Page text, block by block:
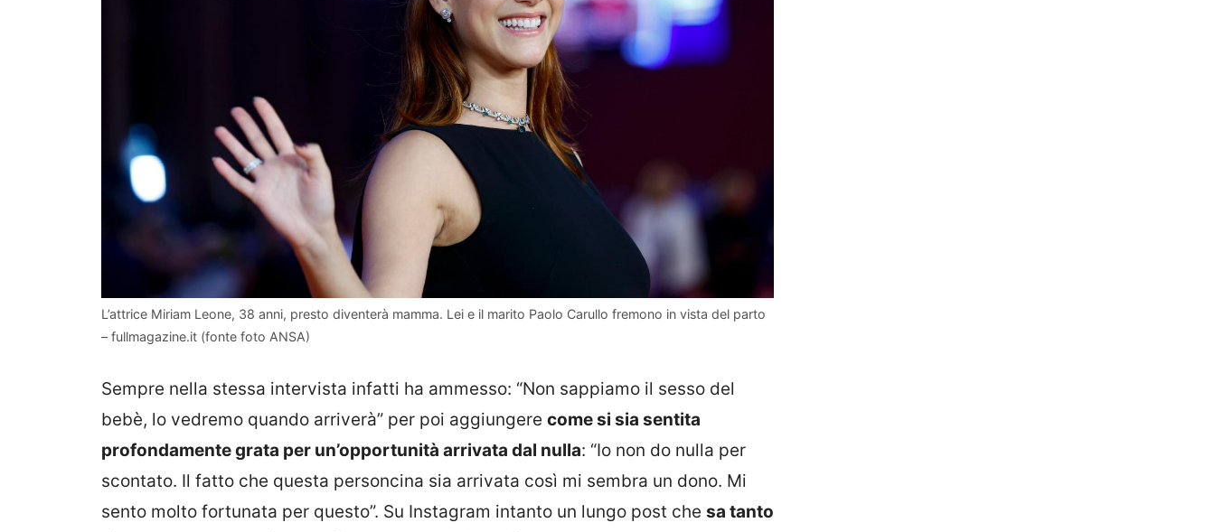
L’attrice Miriam Leone, 38 anni, presto diventerà mamma. Lei e il marito Paolo Carullo fremono in vista del parto
– fullmagazine.it (fonte foto ANSA)
Sempre nella stessa intervista infatti ha ammesso: “Non sappiamo il sesso del
bebè, lo vedremo quando arriverà” per poi aggiungere come si sia sentita
profondamente grata per un’opportunità arrivata dal nulla: “Io non do nulla per
scontato. Il fatto che questa personcina sia arrivata così mi sembra un dono. Mi
sento molto fortunata per questo”. Su Instagram intanto un lungo post che sa tanto